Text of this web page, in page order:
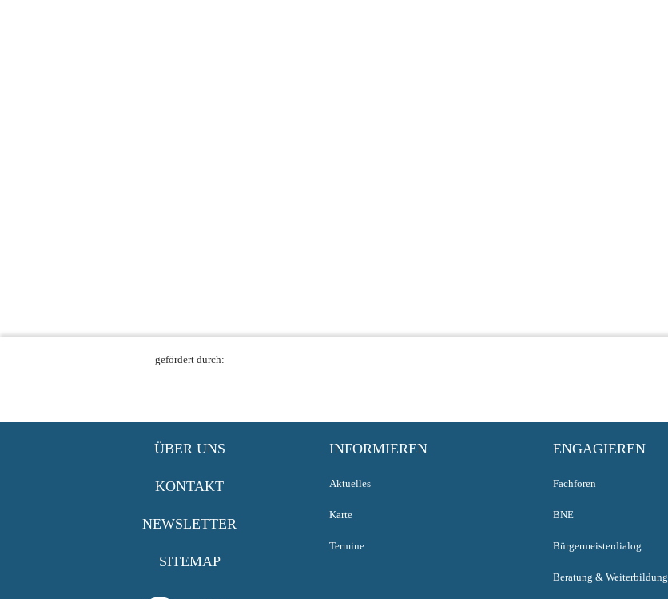
gefördert durch:
ÜBER UNS
KONTAKT
NEWSLETTER
SITEMAP
INFORMIEREN
Aktuelles
Karte
Termine
ENGAGIEREN
Fachforen
BNE
Bürgermeisterdialog
Beratung & Weiterbildung